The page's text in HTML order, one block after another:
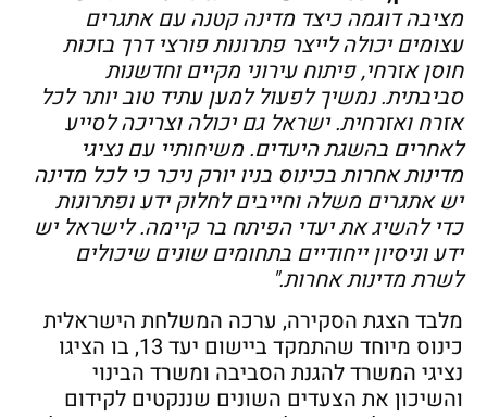
מציבה דוגמה כיצד מדינה קטנה עם אתגרים
עצומים יכולה לייצר פתרונות פורצי דרך בזכות
חוסן אזרחי, פיתוח עירוני מקיים וחדשנות
סביבתית. נמשיך לפעול למען עתיד טוב יותר לכל
אזרח ואזרחית. ישראל גם יכולה וצריכה לסייע
לאחרים בהשגת היעדים. משיחותיי עם נציגי
מדינות אחרות בכינוס בניו יורק ניכר כי לכל מדינה
יש אתגרים משלה וחייבים לחלוק ידע ופתרונות
כדי להשיג את יעדי הפיתח בר קיימה. לישראל יש
ידע וניסיון ייחודיים בתחומים שונים שיכולים
לשרת מדינות אחרות."
מלבד הצגת הסקירה, ערכה המשלחת הישראלית
כינוס מיוחד שהתמקד ביישום יעד 13, בו הציגו
נציגי המשרד להגנת הסביבה ומשרד הבינוי
והשיכון את הצעדים השונים שננקטים לקידום